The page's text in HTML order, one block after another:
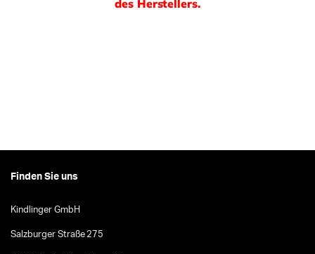
des Herstellers.
Finden Sie uns
Kindlinger GmbH
Salzburger Straße 275